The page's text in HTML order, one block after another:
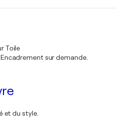
Toile
sur demande.
et du style.